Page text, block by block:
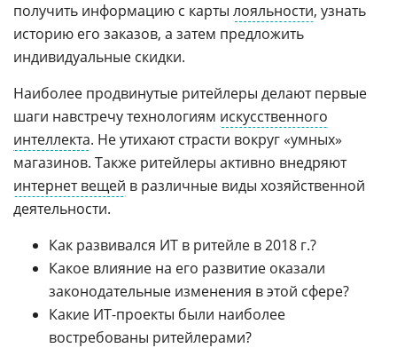
получить информацию с карты лояльности, узнать
историю его заказов, а затем предложить
индивидуальные скидки.
Наиболее продвинутые ритейлеры делают первые
шаги навстречу технологиям искусственного
интеллекта. Не утихают страсти вокруг «умных»
магазинов. Также ритейлеры активно внедряют
интернет вещей в различные виды хозяйственной
деятельности.
Как развивался ИТ в ритейле в 2018 г.?
Какое влияние на его развитие оказали
законодательные изменения в этой сфере?
Какие ИТ-проекты были наиболее
востребованы ритейлерами?